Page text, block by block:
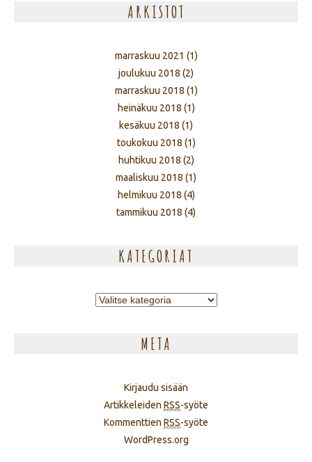
ARKISTOT
marraskuu 2021 (1)
joulukuu 2018 (2)
marraskuu 2018 (1)
heinäkuu 2018 (1)
kesäkuu 2018 (1)
toukokuu 2018 (1)
huhtikuu 2018 (2)
maaliskuu 2018 (1)
helmikuu 2018 (4)
tammikuu 2018 (4)
KATEGORIAT
Kategoriat
META
Kirjaudu sisään
Artikkeleiden RSS-syöte
Kommenttien RSS-syöte
WordPress.org